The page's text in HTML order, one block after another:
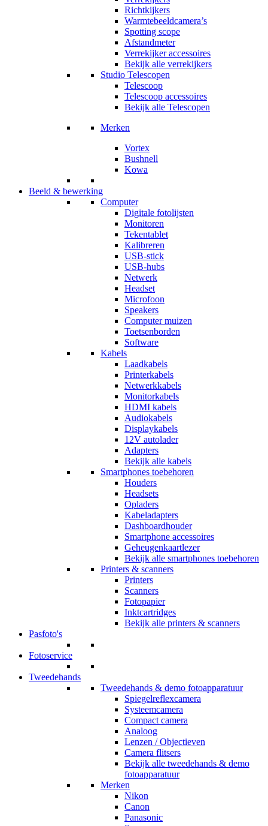
Richtkijkers
Warmtebeeldcamera’s
Spotting scope
Afstandmeter
Verrekijker accessoires
Bekijk alle verrekijkers
Studio Telescopen
Telescoop
Telescoop accessoires
Bekijk alle Telescopen
Merken
Vortex
Bushnell
Kowa
Beeld & bewerking
Computer
Digitale fotolijsten
Monitoren
Tekentablet
Kalibreren
USB-stick
USB-hubs
Netwerk
Headset
Microfoon
Speakers
Computer muizen
Toetsenborden
Software
Kabels
Laadkabels
Printerkabels
Netwerkkabels
Monitorkabels
HDMI kabels
Audiokabels
Displaykabels
12V autolader
Adapters
Bekijk alle kabels
Smartphones toebehoren
Houders
Headsets
Opladers
Kabeladapters
Dashboardhouder
Smartphone accessoires
Geheugenkaartlezer
Bekijk alle smartphones toebehoren
Printers & scanners
Printers
Scanners
Fotopapier
Inktcartridges
Bekijk alle printers & scanners
Pasfoto's
Fotoservice
Tweedehands
Tweedehands & demo fotoapparatuur
Spiegelreflexcamera
Systeemcamera
Compact camera
Analoog
Lenzen / Objectieven
Camera flitsers
Bekijk alle tweedehands & demo
fotoapparatuur
Merken
Nikon
Canon
Panasonic